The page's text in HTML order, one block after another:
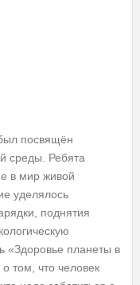
посвящён
среды. Ребята
в мир живой
уделялось
поднятия
«Здоровье планеты в
том, что человек